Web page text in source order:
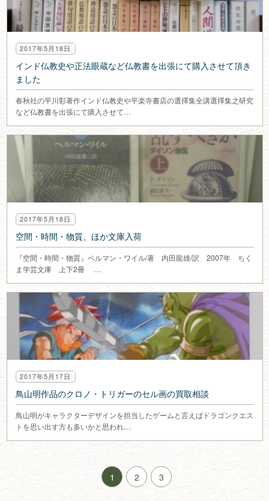
2017年5月18日
インド仏教史や正法眼蔵など仏教書を出張にて購入させて頂き
ました
春秋社の平川彰著作インド仏教史や平楽寺書店の選擇集全講選擇集之研究
など仏教書を出張にて購入させて…
2017年5月18日
空間・時間・物質、ほか文庫入荷
『空間・時間・物質』ベルマン・ワイル/著 内田龍雄/訳 2007年 ちく
ま学芸文庫 上下2冊 …
2017年5月17日
鳥山明作品のクロノ・トリガーのセル画の買取相談
鳥山明がキャラクターデザインを担当したゲームと言えばドラゴンクエス
トを思い出す方も多いかと思われ…
1 2 3